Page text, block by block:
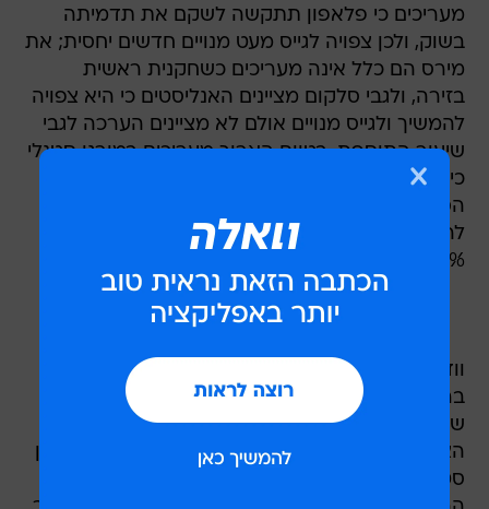
מעריכים כי פלאפון תתקשה לשקם את תדמיתה
בשוק, ולכן צפויה לגייס מעט מנויים חדשים יחסית; את
מירס הם כלל אינה מעריכים כשחקנית ראשית
בזירה, ולגבי סלקום מציינים האנליסטים כי היא צפויה
להמשיך ולגייס מנויים אולם לא מציינים הערכה לגבי
שיעור התוספת. בטווח הארוך מעריכים במורגן סטנלי
הסלולר בישראל, ולהערכתם יש כאן מקום רב
להפתעה לטובה שכן כבר כיום הכנסותיה מהוות
28% מהכנסות שוק הסלולר כולו.
וודלייק מציין כי המעבר הצפוי של סלקום לפעילות
ברשת ה-GSM - שצפוי להתרחש ברבעון הראשון
של 2002 - מהווה הזדמנות לחברה, אך איום מן
הצד השני. היתרון עבור פרטנר נעוץ בהערכת מורגן
סטנלי כי חבלי הלידה בהם תתקל סלקום בהשקת